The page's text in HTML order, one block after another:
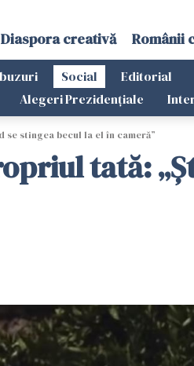
Diaspora creativă Românii
Social Editorial
Alegeri Prezidențiale
se stingea becul la el în cameră”
tată: